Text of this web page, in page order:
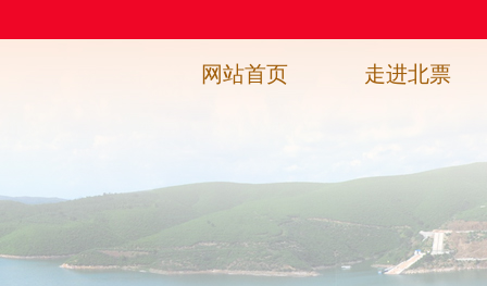
网站首页 走进北票